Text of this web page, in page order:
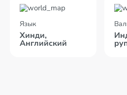
Язык
Хинди,
Английский